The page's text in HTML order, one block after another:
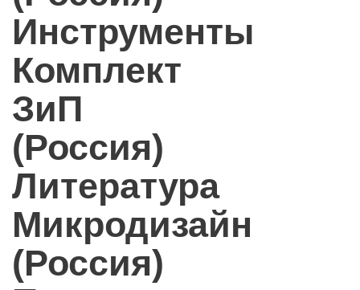
Инструменты
Комплект
ЗиП
(Россия)
Литература
Микродизайн
(Россия)